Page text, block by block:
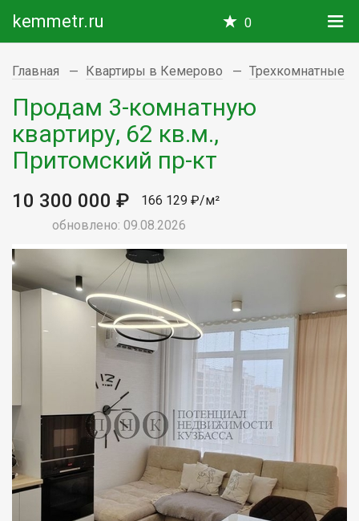
kemmetr.ru 0
Главная Квартиры в Кемерово Трехкомнатные
Продам 3-комнатную
квартиру, 62 кв.м.,
Притомский пр-кт
10 300 000 ₽
166 129 ₽/м²
обновлено: 09.08.2026